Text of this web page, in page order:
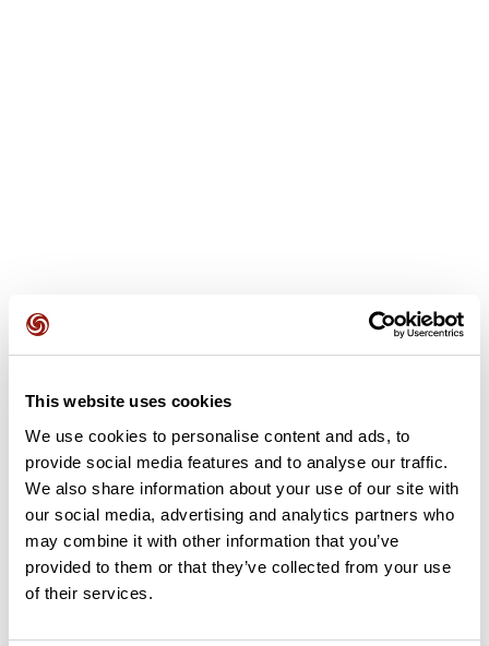
This website uses cookies
We use cookies to personalise content and ads, to
provide social media features and to analyse our traffic.
We also share information about your use of our site with
our social media, advertising and analytics partners who
may combine it with other information that you’ve
provided to them or that they’ve collected from your use
of their services.
Ajouter un avis
Découvrez ce parcours de VTT de 129,1 km qui débute à Dol-